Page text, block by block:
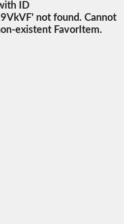
ID
not found. Cannot
existent FavorItem.